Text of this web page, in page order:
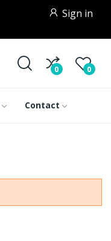
Sign in
0 0
Contact